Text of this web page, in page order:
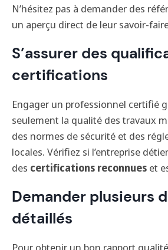
N’hésitez pas à demander des
un aperçu direct de leur savoir-
S’assurer des
certifications
Engager un professionnel certifié
seulement la qualité des travaux
des normes de sécurité et des
locales. Vérifiez si l’entreprise
des certifications reconnues et
Demander plusieurs
détaillés